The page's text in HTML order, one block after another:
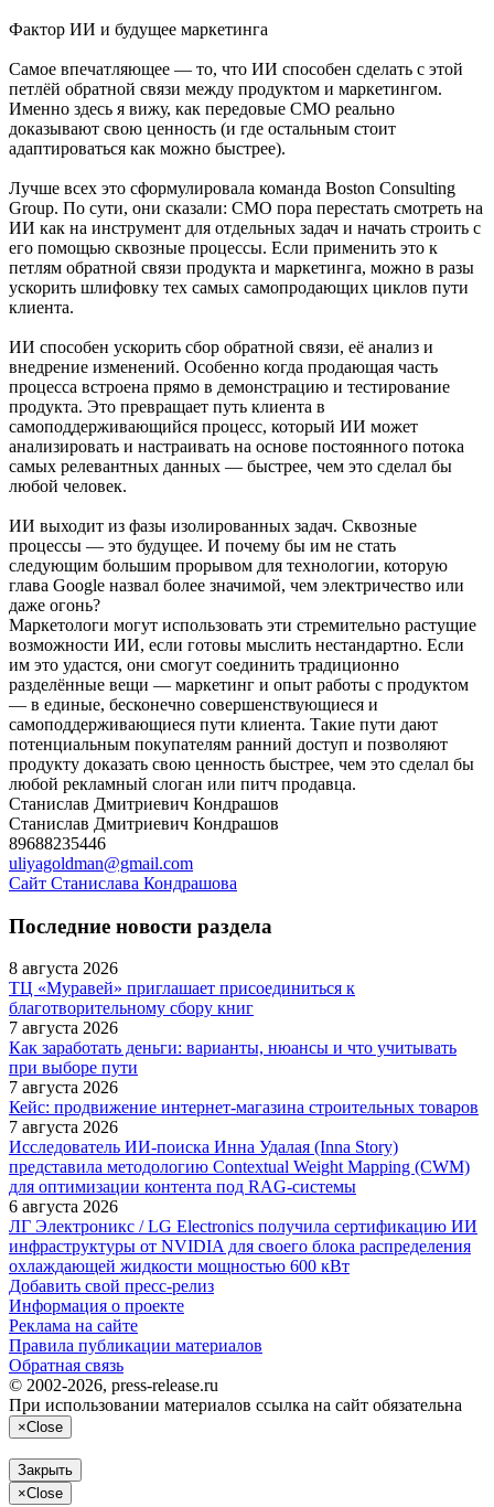
Фактор ИИ и будущее маркетинга
Самое впечатляющее — то, что ИИ способен сделать с этой
петлёй обратной связи между продуктом и маркетингом.
Именно здесь я вижу, как передовые CMO реально
доказывают свою ценность (и где остальным стоит
адаптироваться как можно быстрее).
Лучше всех это сформулировала команда Boston Consulting
Group. По сути, они сказали: CMO пора перестать смотреть на
ИИ как на инструмент для отдельных задач и начать строить с
его помощью сквозные процессы. Если применить это к
петлям обратной связи продукта и маркетинга, можно в разы
ускорить шлифовку тех самых самопродающих циклов пути
клиента.
ИИ способен ускорить сбор обратной связи, её анализ и
внедрение изменений. Особенно когда продающая часть
процесса встроена прямо в демонстрацию и тестирование
продукта. Это превращает путь клиента в
самоподдерживающийся процесс, который ИИ может
анализировать и настраивать на основе постоянного потока
самых релевантных данных — быстрее, чем это сделал бы
любой человек.
ИИ выходит из фазы изолированных задач. Сквозные
процессы — это будущее. И почему бы им не стать
следующим большим прорывом для технологии, которую
глава Google назвал более значимой, чем электричество или
даже огонь?
Маркетологи могут использовать эти стремительно растущие
возможности ИИ, если готовы мыслить нестандартно. Если
им это удастся, они смогут соединить традиционно
разделённые вещи — маркетинг и опыт работы с продуктом
— в единые, бесконечно совершенствующиеся и
самоподдерживающиеся пути клиента. Такие пути дают
потенциальным покупателям ранний доступ и позволяют
продукту доказать свою ценность быстрее, чем это сделал бы
любой рекламный слоган или питч продавца.
Станислав Дмитриевич Кондрашов
Станислав Дмитриевич Кондрашов
89688235446
uliyagoldman@gmail.com
Сайт Станислава Кондрашова
Последние новости раздела
8 августа 2026
ТЦ «Муравей» приглашает присоединиться к
благотворительному сбору книг
7 августа 2026
Как заработать деньги: варианты, нюансы и что учитывать
при выборе пути
7 августа 2026
Кейс: продвижение интернет‑магазина строительных товаров
7 августа 2026
Исследователь ИИ-поиска Инна Удалая (Inna Story)
представила методологию Contextual Weight Mapping (CWM)
для оптимизации контента под RAG-системы
6 августа 2026
ЛГ Электроникс / LG Electronics получила сертификацию ИИ
инфраструктуры от NVIDIA для своего блока распределения
охлаждающей жидкости мощностью 600 кВт
Добавить свой пресс-релиз
Информация о проекте
Реклама на сайте
Правила публикации материалов
Обратная связь
© 2002-2026, press-release.ru
При использовании материалов ссылка на сайт обязательна
×Close
Закрыть
×Close